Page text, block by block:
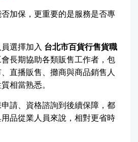
加保，更重要的是服務是否專
選擇加入 台北市百貨行售貨職
會長期協助各類販售工作者，包
直播販售、攤商與商品銷售人
相當熟悉。
請、資格諮詢到後續保障，都
品從業人員來說，相對更省時